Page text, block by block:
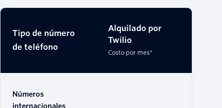
Tipo de número
de teléfono
Alquilado por
Twilio
Costo por mes*
Números
internacionales